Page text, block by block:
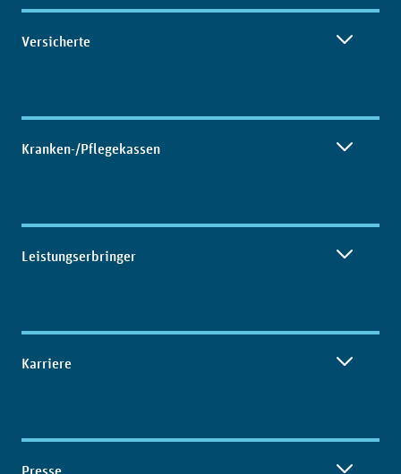
Inhaltsübersicht
Versicherte
Kranken-/Pflegekassen
Leistungserbringer
Karriere